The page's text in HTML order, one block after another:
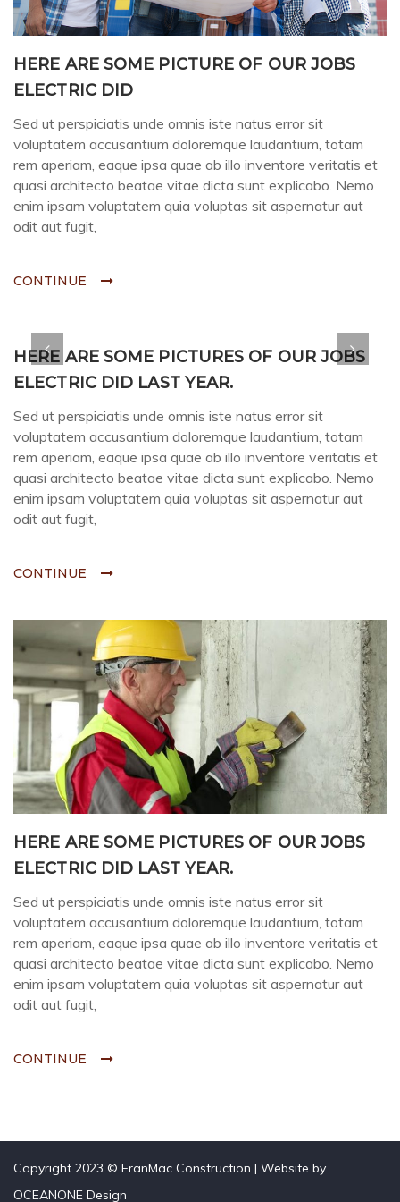
HERE ARE SOME PICTURE OF OUR JOBS
ELECTRIC DID
Sed ut perspiciatis unde omnis iste natus error sit
voluptatem accusantium doloremque laudantium, totam
rem aperiam, eaque ipsa quae ab illo inventore veritatis et
quasi architecto beatae vitae dicta sunt explicabo. Nemo
enim ipsam voluptatem quia voluptas sit aspernatur aut
odit aut fugit,
CONTINUE
HERE ARE SOME PICTURES OF OUR JOBS
ELECTRIC DID LAST YEAR.
Sed ut perspiciatis unde omnis iste natus error sit
voluptatem accusantium doloremque laudantium, totam
rem aperiam, eaque ipsa quae ab illo inventore veritatis et
quasi architecto beatae vitae dicta sunt explicabo. Nemo
enim ipsam voluptatem quia voluptas sit aspernatur aut
odit aut fugit,
CONTINUE
HERE ARE SOME PICTURES OF OUR JOBS
ELECTRIC DID LAST YEAR.
Sed ut perspiciatis unde omnis iste natus error sit
voluptatem accusantium doloremque laudantium, totam
rem aperiam, eaque ipsa quae ab illo inventore veritatis et
quasi architecto beatae vitae dicta sunt explicabo. Nemo
enim ipsam voluptatem quia voluptas sit aspernatur aut
odit aut fugit,
CONTINUE
Copyright 2023 © FranMac Construction | Website by
OCEANONE Design